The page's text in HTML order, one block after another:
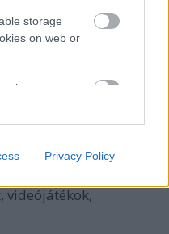
storage
on web or
be sent to
purposes.
storage
on web or
Privacy Policy
Birodalom -
vásárolt
alig látható és még
Aztán később,
videójátékok,